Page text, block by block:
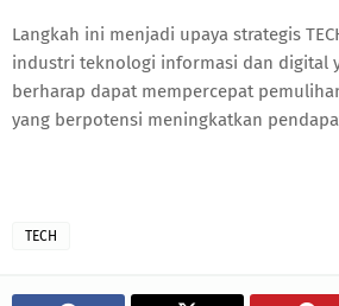
Langkah ini menjadi upaya strategis
industri teknologi informasi dan digital
berharap dapat mempercepat
yang berpotensi meningkatkan
TECH